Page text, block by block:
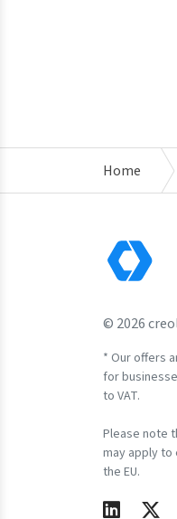
Home
© 2026
* Our offers
for
to VAT.
Please note
may apply
the EU.